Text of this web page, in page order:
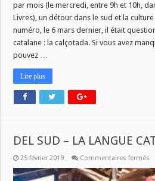
la
par mois (le mercredi, entre 9h et 10h,
Livres), un détour dans le sud et la
numéro, le 6 mars dernier, il était
catalane : la calçotada. Si vous avez
pouvez …
Lire plus
DEL SUD – LA LANGUE
25 février 2019 Commentaires fermés